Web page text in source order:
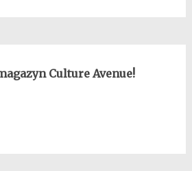
Culture Avenue!